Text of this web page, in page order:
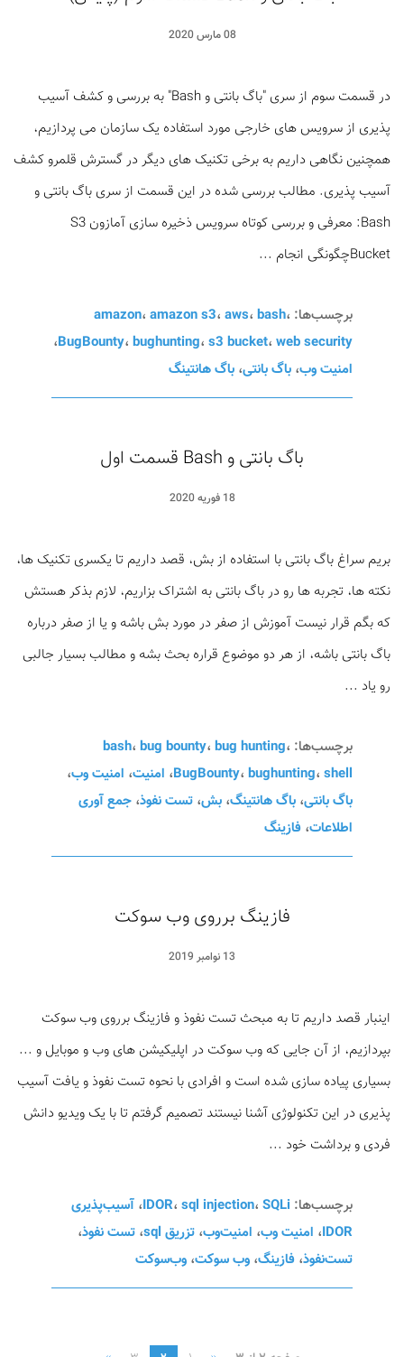
08 مارس 2020
در قسمت سوم از سری "باگ بانتی و Bash" به بررسی و کشف آسیب
پذیری از سرویس های خارجی مورد استفاده یک سازمان می‌ پردازیم،
همچنین نگاهی داریم به برخی تکنیک های دیگر در گسترش قلمرو کشف
آسیب پذیری. مطالب بررسی شده در این قسمت از سری باگ بانتی و
Bash: معرفی و بررسی کوتاه سرویس ذخیره سازی آمازون S3
Bucketچگونگی انجام ...
برچسب‌ها: amazon،amazon s3،aws،bash،
BugBounty،bughunting،s3 bucket،web security
،
امنیت وب، باگ بانتی، باگ هانتینگ
باگ بانتی و Bash قسمت اول
18 فوریه 2020
بریم سراغ باگ بانتی با استفاده از بش، قصد داریم تا یکسری تکنیک ها،
نکته ها، تجربه ها رو در باگ بانتی به اشتراک بزاریم، لازم بذکر هستش
که بگم قرار نیست آموزش از صفر در مورد بش باشه و یا از صفر درباره
باگ بانتی باشه، از هر دو موضوع قراره بحث بشه و مطالب بسیار جالبی
رو یاد ...
برچسب‌ها: bash،bug bounty،bug hunting،
BugBounty،bughunting،shell ، امنیت، امنیت وب،
باگ بانتی، باگ هانتینگ، بش، تست نفوذ، جمع آوری
اطلاعات، فازینگ
فازینگ برروی وب سوکت
13 نوامبر 2019
اینبار قصد داریم تا به مبحث تست نفوذ و فازینگ برروی وب سوکت
بپردازیم، از آن جایی که وب سوکت در اپلیکیشن های وب و موبایل و ...
بسیاری پیاده سازی شده‌ است و افرادی با نحوه تست نفوذ و یافت آسیب
پذیری در این تکنولوژی آشنا نیستند تصمیم گرفتم تا با یک ویدیو دانش
فردی و برداشت خود ...
برچسب‌ها: IDOR،sql injection،SQLi ، آسیب‌پذیری
IDOR، امنیت وب، امنیت‌وب، تزریق sql ، تست نفوذ،
تست‌نفوذ، فازینگ، وب سوکت، وب‌سوکت